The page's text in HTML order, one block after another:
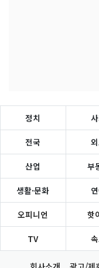
정치
전국
산업 부
생활·문화
오피니언 핫
TV